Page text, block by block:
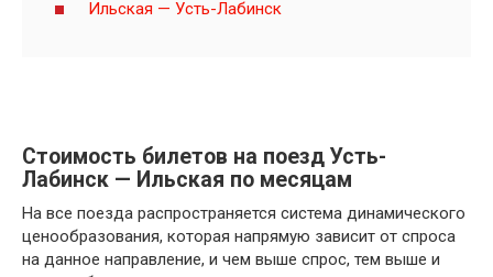
Ильская — Усть-Лабинск
Стоимость билетов на поезд Усть-
Лабинск — Ильская по месяцам
На все поезда распространяется система динамического
ценообразования, которая напрямую зависит от спроса
на данное направление, и чем выше спрос, тем выше и